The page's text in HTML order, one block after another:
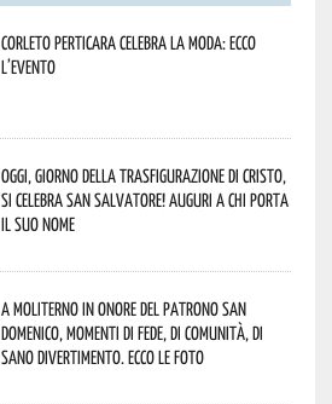
Corleto Perticara celebra la moda: ecco
l’evento
Oggi, giorno della Trasfigurazione di Cristo,
si celebra San Salvatore! Auguri a chi porta
il suo nome
A Moliterno in onore del Patrono San
Domenico, momenti di fede, di comunità, di
sano divertimento. Ecco le foto